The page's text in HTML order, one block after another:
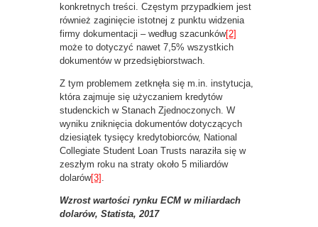
konkretnych treści. Częstym przypadkiem jest
również zaginięcie istotnej z punktu widzenia
firmy dokumentacji – według szacunków[2]
może to dotyczyć nawet 7,5% wszystkich
dokumentów w przedsiębiorstwach.
Z tym problemem zetknęła się m.in. instytucja,
która zajmuje się użyczaniem kredytów
studenckich w Stanach Zjednoczonych. W
wyniku zniknięcia dokumentów dotyczących
dziesiątek tysięcy kredytobiorców, National
Collegiate Student Loan Trusts naraziła się w
zeszłym roku na straty około 5 miliardów
dolarów[3] .
Wzrost wartości rynku ECM w miliardach
dolarów, Statista, 2017